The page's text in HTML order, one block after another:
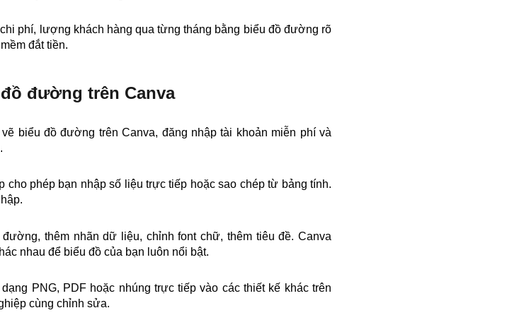
phí, lượng khách hàng qua từng tháng bằng biểu đồ đường rõ
đắt tiền.
đường trên Canva
biểu đồ đường trên Canva, đăng nhập tài khoản miễn phí và
cho phép bạn nhập số liệu trực tiếp hoặc sao chép từ bảng tính.
thêm nhãn dữ liệu, chỉnh font chữ, thêm tiêu đề. Canva
nhau để biểu đồ của bạn luôn nổi bật.
PNG, PDF hoặc nhúng trực tiếp vào các thiết kế khác trên
cùng chỉnh sửa.